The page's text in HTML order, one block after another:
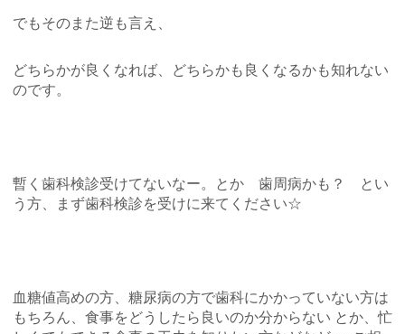
でもそのまた逆も言え、
どちらかが良くなれば、どちらかも良くなるかも知れない
のです。
暫く歯科検診受けてないなー。とか 歯周病かも？ とい
う方、まず歯科検診を受けに来てください☆
血糖値高めの方、糖尿病の方で歯科にかかっていない方は
もちろん、食事をどうしたら良いのか分からない とか、忙